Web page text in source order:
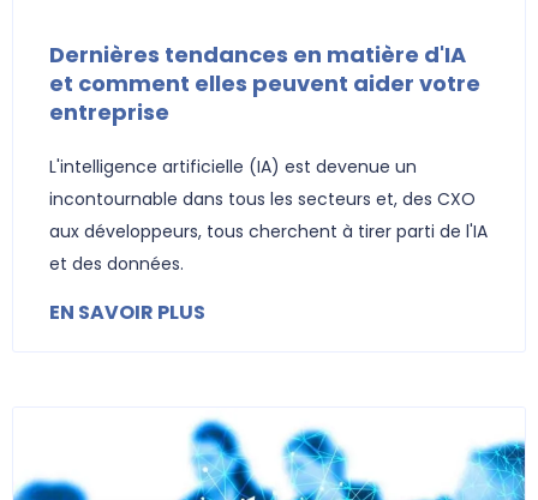
Dernières tendances en matière d'IA
et comment elles peuvent aider votre
entreprise
L'intelligence artificielle (IA) est devenue un
incontournable dans tous les secteurs et, des CXO
aux développeurs, tous cherchent à tirer parti de l'IA
et des données.
EN SAVOIR PLUS